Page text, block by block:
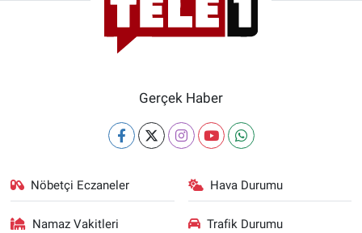
Gerçek Haber
Nöbetçi Eczaneler Hava Durumu
Namaz Vakitleri Trafik Durumu